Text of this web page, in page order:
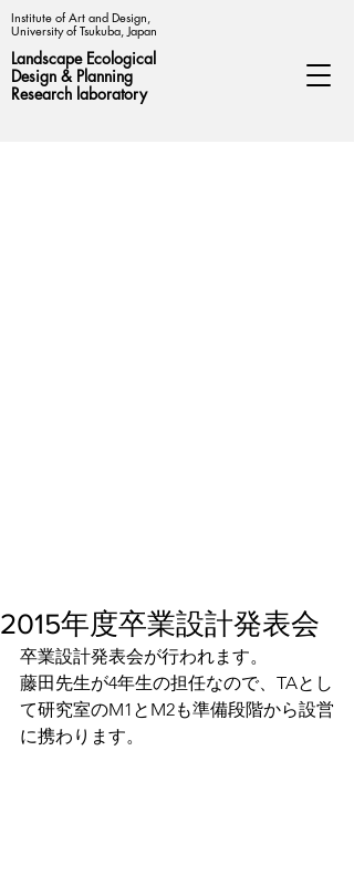
Institute of Art and Design,
University of Tsukuba, Japan
Landscape Ecological
Design & Planning
Research laboratory
2015年度卒業設計発表会
卒業設計発表会が行われます。
藤田先生が4年生の担任なので、TAとし
て研究室のM1とM2も準備段階から設営
に携わります。